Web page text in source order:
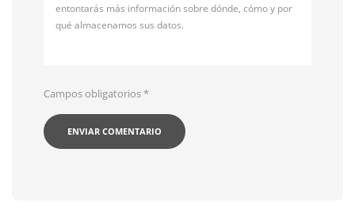
entontarás más información sobre dónde, cómo y por
qué almacenamos sus datos.
Campos obligatorios*